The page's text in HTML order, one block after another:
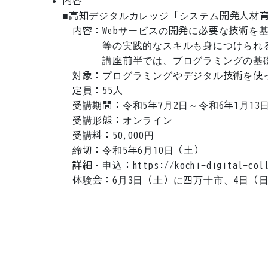
■高知デジタルカレッジ「システム開発人
内容：Webサービスの開発に必要な技術を
等の実践的なスキルも身につけられる
講座前半では、プログラミングの
対象：プログラミングやデジタル技術を使
定員：55人
受講期間：令和5年7月2日～令和6年1月13
受講形態：オンライン
受講料：50,000円
締切：令和5年6月10日（土）
詳細・申込：https://kochi-digital-
体験会：6月3日（土）に四万十市、4日（